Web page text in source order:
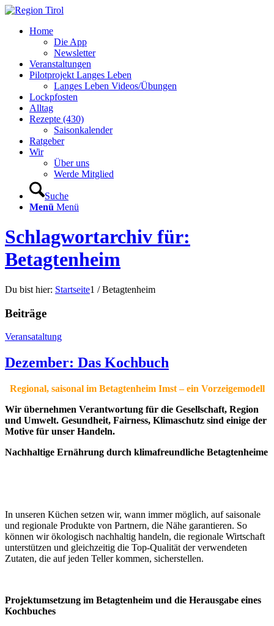
Home
Die App
Newsletter
Veranstaltungen
Pilotprojekt Langes Leben
Langes Leben Videos/Übungen
Lockpfosten
Alltag
Rezepte (430)
Saisonkalender
Ratgeber
Wir
Über uns
Werde Mitglied
Suche
Menü Menü
Schlagwortarchiv für:
Betagtenheim
Du bist hier: Startseite1 / Betagtenheim
Beiträge
Veransataltung
Dezember: Das Kochbuch
Regional, saisonal im Betagtenheim Imst – ein Vorzeigemodell
Wir übernehmen Verantwortung für die Gesellschaft, Region
und Umwelt. Gesundheit, Fairness, Klimaschutz sind einige der
Motive für unser Handeln.
Nachhaltige Ernährung durch klimafreundliche Betagtenheime
In unseren Küchen setzen wir, wann immer möglich, auf saisonale
und regionale Produkte von Partnern, die Nähe garantieren. So
können wir ökologisch nachhaltig handeln, die regionale Wirtschaft
unterstützen und gleichzeitig die Top-Qualität der verwendeten
Zutaten, die auf jeden Teller kommen, sicherstellen.
Projektumsetzung im Betagtenheim und die Herausgabe eines
Kochbuches